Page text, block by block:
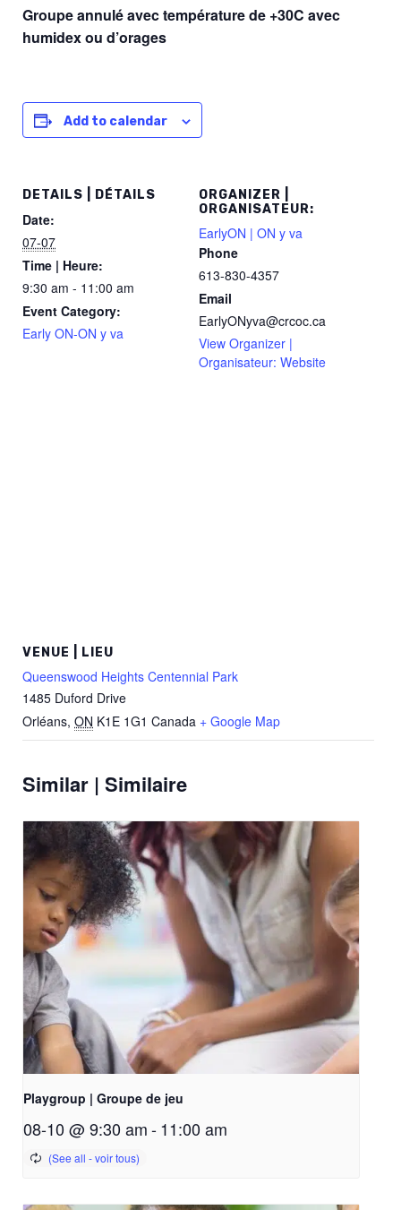
Groupe annulé avec température de +30C avec
humidex ou d’orages
Add to calendar
DETAILS | DÉTAILS
Date:
07-07
Time | Heure:
9:30 am - 11:00 am
Event Category:
Early ON-ON y va
ORGANIZER |
ORGANISATEUR:
EarlyON | ON y va
Phone
613-830-4357
Email
EarlyONyva@crcoc.ca
View Organizer |
Organisateur: Website
VENUE | LIEU
Queenswood Heights Centennial Park
1485 Duford Drive
Orléans, ON K1E 1G1 Canada + Google Map
Similar | Similaire
Playgroup | Groupe de jeu
08-10 @ 9:30 am-11:00 am